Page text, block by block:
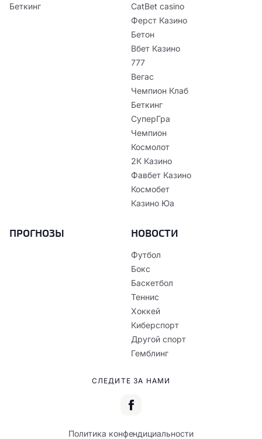
Беткинг
CatBet casino
Ферст Казино
Бетон
Вбет Казино
777
Вегас
Чемпион Клаб
Беткинг
СуперГра
Чемпион
Космолот
2К Казино
Фавбет Казино
Космобет
Казино Юа
ПРОГНОЗЫ НОВОСТИ
Футбол
Бокс
Баскетбол
Теннис
Хоккей
Киберспорт
Другой спорт
Гемблинг
СЛЕДИТЕ ЗА НАМИ
Политика конфендициальности